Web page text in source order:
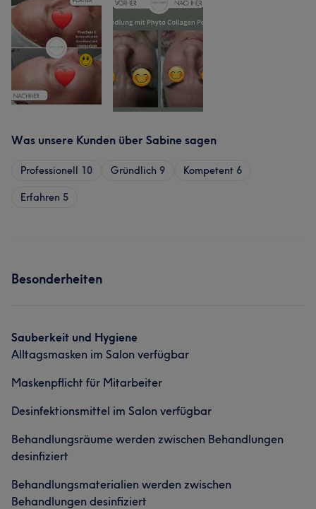
Was unsere Kunden über Sabine sagen
Professionell 10 Gründlich 9 Kompetent 6
Erfahren 5
Besonderheiten
Sauberkeit und Hygiene
Alltagsmasken im Salon verfügbar
Maskenpflicht für Mitarbeiter
Desinfektionsmittel im Salon verfügbar
Behandlungsräume werden zwischen Behandlungen
desinfiziert
Behandlungsmaterialien werden zwischen
Behandlungen desinfiziert